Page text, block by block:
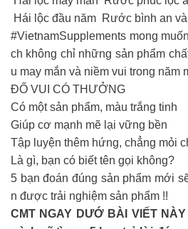
Hái lộc đầu năm Rước bình an
#VietnamSupplements mong
ch không chỉ những sản phẩm
u may mắn và niềm vui trong năm
ĐỐ VUI CÓ THƯỞNG
Có một sản phẩm, màu trắng tinh
Giúp cơ mạnh mẽ lại vững bền
Tập luyện thêm hứng, chẳng mỏi
Là gì, bạn có biết tên gọi không?
5 bạn đoán đúng sản phẩm mới
n được trải nghiệm sản phẩm !!
CMT NGAY DƯỚ BÀI VIẾT